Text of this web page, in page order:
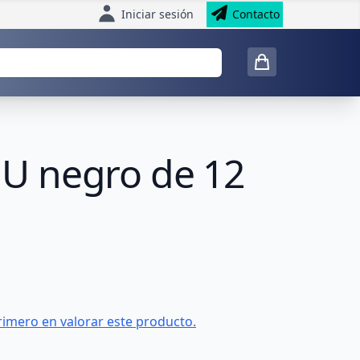
Iniciar sesión Contacto
negro de 12
en valorar este producto.